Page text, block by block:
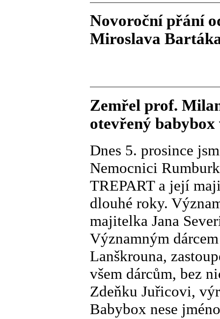
Novoroční přání
Miroslava
Zemřel prof.
otevřený
Dnes 5. prosince
Nemocnici
TREPART a její
dlouhé roky.
majitelka Jana
Významným
Lanškrouna,
všem dárcům, bez
Zdeňku Juřicovi,
Babybox nese